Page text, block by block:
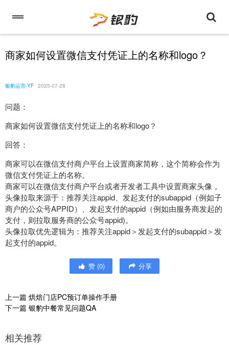
商家如何设置微信支付凭证上的名称和logo？
银豹运营-YF 2025-07-28
问题：
商家如何设置微信支付凭证上的名称和logo？
回答：
商家可以在微信支付商户平台上设置商家简称，这个简称会作为
微信支付凭证上的名称。
商家可以在微信支付商户平台或者开发者工具中设置商家头像，
头像拉取来源于：推荐关注appid、发起支付的subappid（例如子
商户的公众号APPID）、发起支付的appid（例如由服务商发起的
支付，则拉取服务商的公众号appid)。
头像拉取优先逻辑为：推荐关注appid＞发起支付的subappid＞发
起支付的appid。
赞 (0) 分享
上一篇 烘焙门店PC预订单操作手册
下一篇 银豹中餐常见问题QA
相关推荐